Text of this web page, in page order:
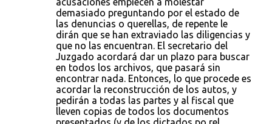
demasiado preguntando por el estado de
las denuncias o querellas, de repente le
dirán que se han extraviado las diligencias y
que no las encuentran. El secretario del
Juzgado acordará dar un plazo para buscar
en todos los archivos, que pasará sin
encontrar nada. Entonces, lo que procede es
acordar la reconstrucción de los autos, y
pedirán a todas las partes y al fiscal que
lleven copias de todos los documentos